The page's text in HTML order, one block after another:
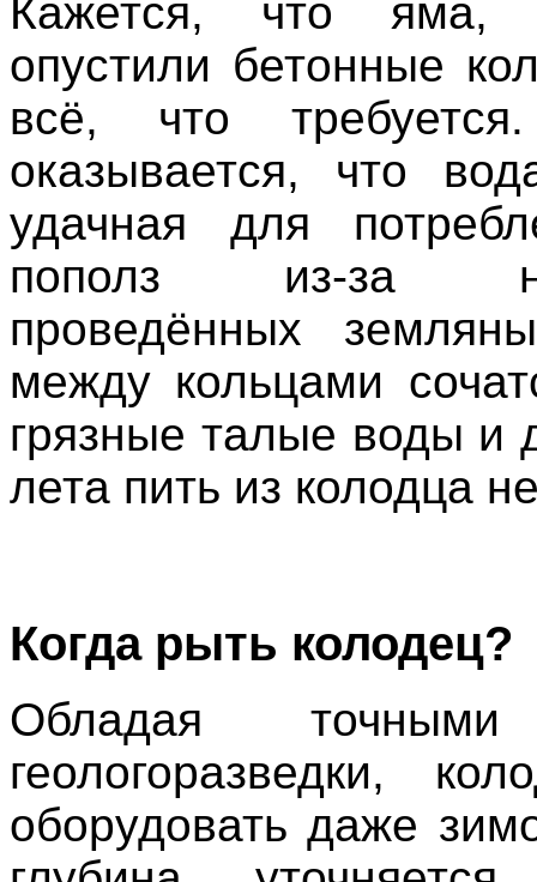
Кажется, что яма,
опустили бетонные
всё, что
оказывается, что
удачная для
пополз из-за
проведённых
между кольцами
грязные талые воды и
лета пить из колодца
Когда рыть колодец?
Обладая
геологоразведки,
оборудовать даже